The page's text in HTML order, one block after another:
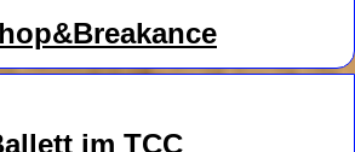
im TCC